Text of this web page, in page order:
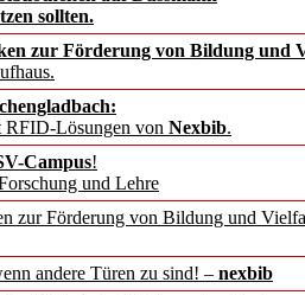
sollten.
zur Förderung von Bildung und
Lösungen von Nexbib.
Campus!
und Lehre
zur Förderung von Bildung und
andere Türen zu sind! – nexbib
Research –